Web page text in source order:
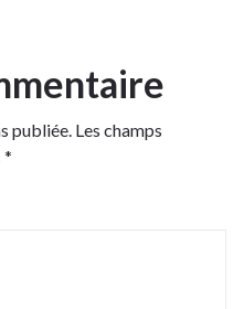
publiée. Les champs
*